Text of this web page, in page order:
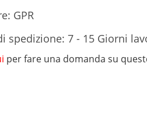
GPR
spedizione: 7 - 15 Giorni
per fare una domanda su